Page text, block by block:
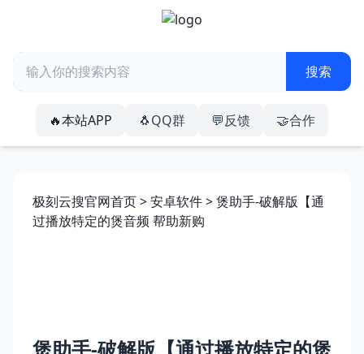
🔥本站APP 🐧QQ群 💬反馈 🤝合作
极刻云搜官网首页>安卓软件> 煲助手-破解版【通
过播放特定的煲音频 帮助新购